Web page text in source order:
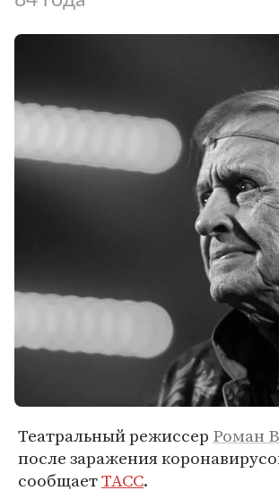
Театральный режиссер Роман
после заражения
сообщаетТАСС.